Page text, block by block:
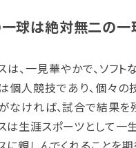
球は絶対無二の一
は、一見華やかで、ソフ
個人競技であり、個々の
なければ、試合で結果を
は生涯スポーツとして一